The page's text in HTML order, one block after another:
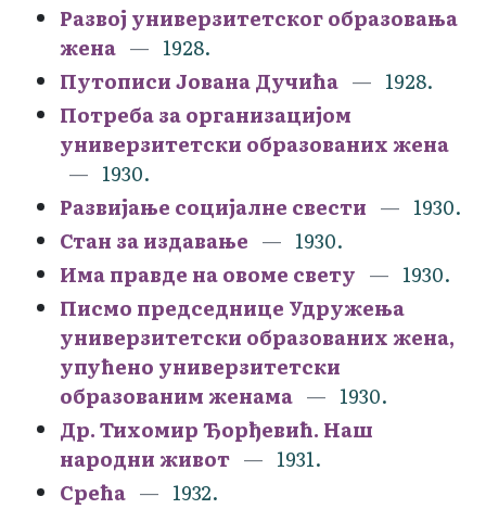
Развој универзитетског образовања
жена
1928.
Путописи Јована Дучића
1928.
Потреба за организацијом
универзитетски образованих жена
1930.
Развијање социјалне свести
1930.
Стан за издавање
1930.
Има правде на овоме свету
1930.
Писмо председнице Удружења
универзитетски образованих жена,
упућено универзитетски
образованим женама
1930.
Др. Тихомир Ђорђевић. Наш
народни живот
1931.
Срећа
1932.